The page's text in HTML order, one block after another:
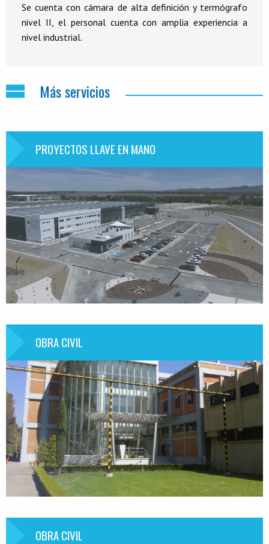
Se cuenta con cámara de alta definición y termógrafo
nivel II, el personal cuenta con amplia experiencia a
nivel industrial.
Más servicios
PROYECTOS LLAVE EN MANO
OBRA CIVIL
OBRA CIVIL